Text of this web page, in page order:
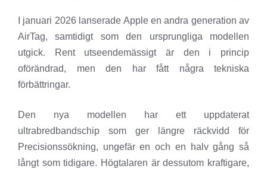
I januari 2026 lanserade Apple en andra generation av
AirTag, samtidigt som den ursprungliga modellen
utgick. Rent utseendemässigt är den i princip
oförändrad, men den har fått några tekniska
förbättringar.
Den nya modellen har ett uppdaterat
ultrabredbandschip som ger längre räckvidd för
Precisionssökning, ungefär en och en halv gång så
långt som tidigare. Högtalaren är dessutom kraftigare,